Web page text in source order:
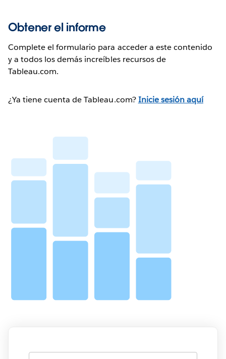
Obtener el informe
Complete el formulario para acceder a este contenido
y a todos los demás increíbles recursos de
Tableau.com.
¿Ya tiene cuenta de Tableau.com?Inicie sesión aquí